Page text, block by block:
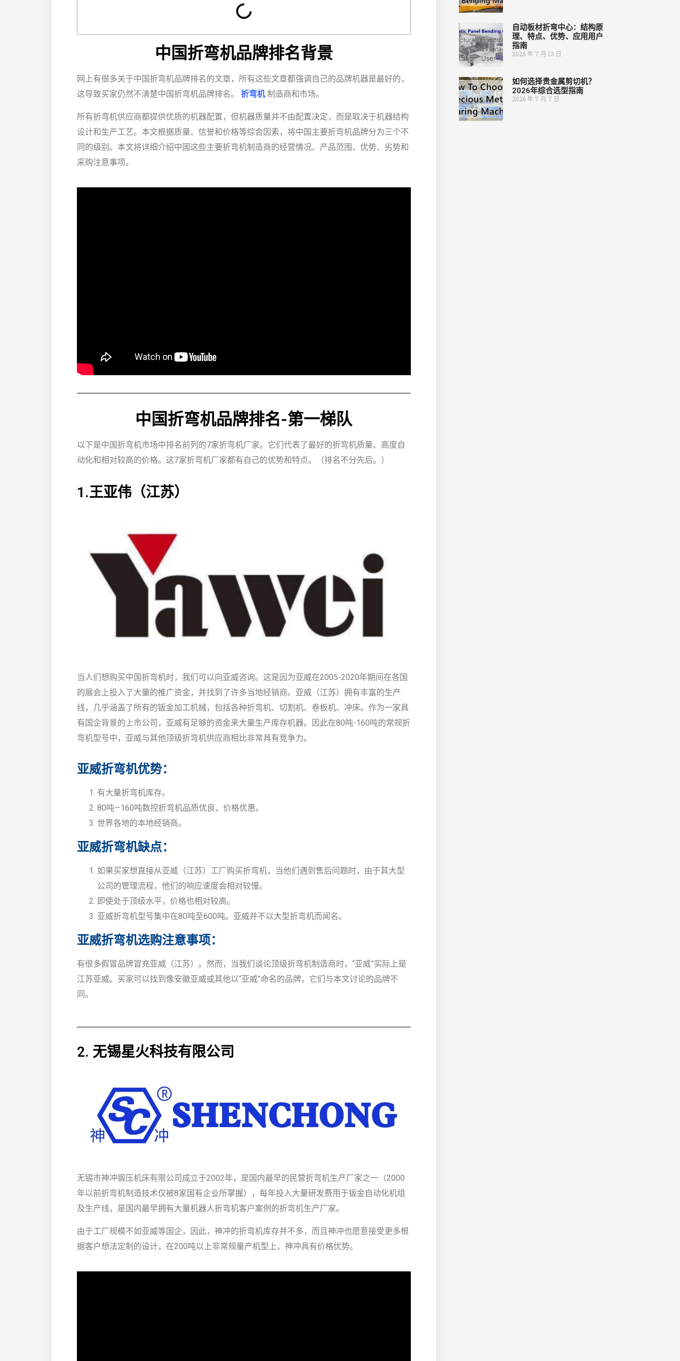
中国折弯机品牌排名背景
网上有很多关于中国折弯机品牌排名的文章，所有这些文章都强调自己的品牌机器是最好的，
这导致买家仍然不清楚中国折弯机品牌排名。 折弯机制造商和市场。
所有折弯机供应商都提供优质的机器配置，但机器质量并不由配置决定，而是取决于机器结构
设计和生产工艺。本文根据质量、信誉和价格等综合因素，将中国主要折弯机品牌分为三个不
同的级别。本文将详细介绍中国这些主要折弯机制造商的经营情况、产品范围、优势、劣势和
采购注意事项。
中国折弯机品牌排名-第一梯队
以下是中国折弯机市场中排名前列的7家折弯机厂家。它们代表了最好的折弯机质量、高度自
动化和相对较高的价格。这7家折弯机厂家都有自己的优势和特点。（排名不分先后。）
1.王亚伟（江苏）
当人们想购买中国折弯机时，我们可以向亚威咨询。这是因为亚威在2005-2020年期间在各国
的展会上投入了大量的推广资金，并找到了许多当地经销商。亚威（江苏）拥有丰富的生产
线，几乎涵盖了所有的钣金加工机械，包括各种折弯机、切割机、卷板机、冲床。作为一家具
有国企背景的上市公司，亚威有足够的资金来大量生产库存机器。因此在80吨-160吨的常规折
弯机型号中，亚威与其他顶级折弯机供应商相比非常具有竞争力。
亚威折弯机优势：
有大量折弯机库存。
80吨—160吨数控折弯机品质优良，价格优惠。
世界各地的本地经销商。
亚威折弯机缺点：
如果买家想直接从亚威（江苏）工厂购买折弯机，当他们遇到售后问题时，由于其大型
公司的管理流程，他们的响应速度会相对较慢。
即使处于顶级水平，价格也相对较高。
亚威折弯机型号集中在80吨至600吨。亚威并不以大型折弯机而闻名。
亚威折弯机选购注意事项：
有很多假冒品牌冒充亚威（江苏）。然而，当我们谈论顶级折弯机制造商时，“亚威”实际上是
江苏亚威。买家可以找到像安徽亚威或其他以“亚威”命名的品牌，它们与本文讨论的品牌不
同。
2. 无锡星火科技有限公司
无锡市神冲锻压机床有限公司成立于2002年，是国内最早的民营折弯机生产厂家之一（2000
年以前折弯机制造技术仅被8家国有企业所掌握），每年投入大量研发费用于钣金自动化机组
及生产线，是国内最早拥有大量机器人折弯机客户案例的折弯机生产厂家。
由于工厂规模不如亚威等国企，因此，神冲的折弯机库存并不多，而且神冲也愿意接受更多根
据客户想法定制的设计，在200吨以上非常规量产机型上，神冲具有价格优势。
自动板材折弯中心：结构原
理、特点、优势、应用用户
指南
2026 年 7 月 13 日
如何选择贵金属剪切机？
2026年综合选型指南
2026 年 7 月 7 日